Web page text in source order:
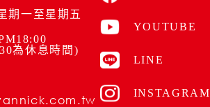
期一至星期五
為休息時間)
YOUTUBE
LINE
INSTAGRAM